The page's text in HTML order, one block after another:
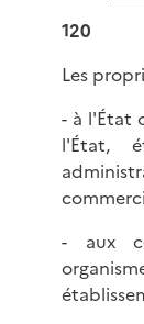
120
Les
- à l'État
l'État,
- aux